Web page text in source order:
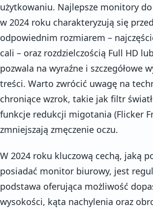
użytkowaniu. Najlepsze monitory
w 2024 roku charakteryzują się
odpowiednim rozmiarem –
cali – oraz rozdzielczością Full HD
pozwala na wyraźne i szczegółowe
treści. Warto zwrócić uwagę na
chroniące wzrok, takie jak filtr
funkcje redukcji migotania (Flicker
zmniejszają zmęczenie oczu.
W 2024 roku kluczową cechą, jaką
posiadać monitor biurowy, jest
podstawa oferująca możliwość
wysokości, kąta nachylenia oraz